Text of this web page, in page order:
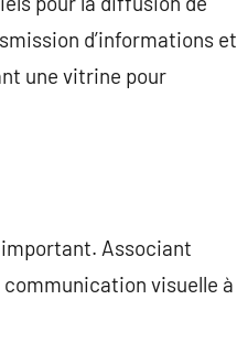
d’informations et
une vitrine pour
Associant
visuelle à